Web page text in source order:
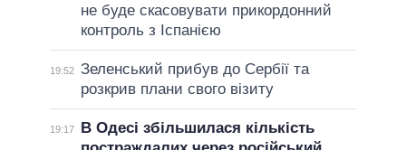
не буде скасовувати прикордонний
контроль з Іспанією
19:52 Зеленський прибув до Сербії та
розкрив плани свого візиту
19:17
В Одесі збільшилася кількість